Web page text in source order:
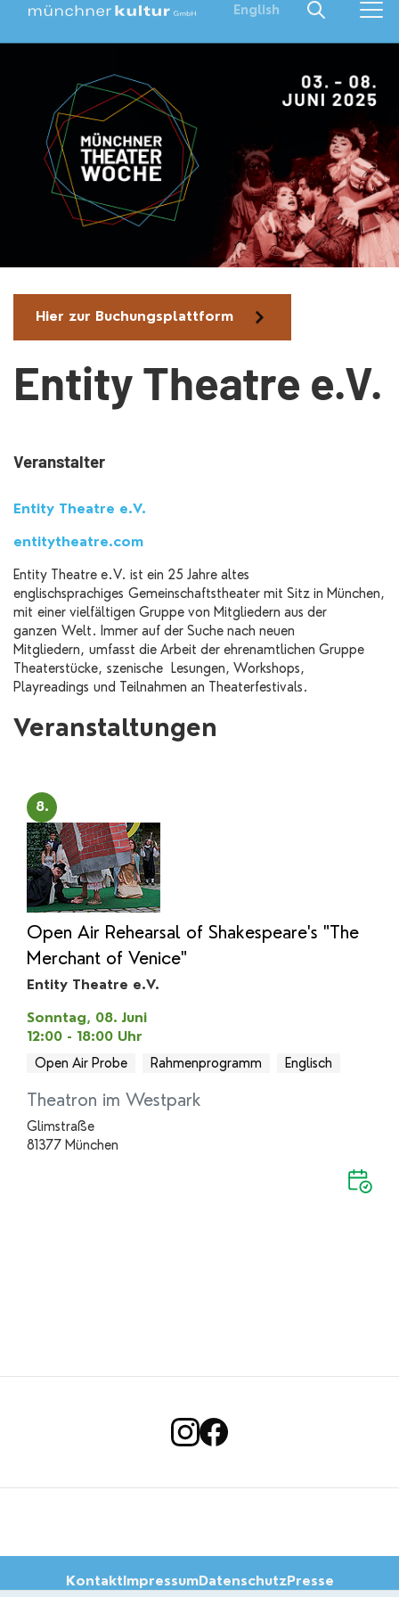
English
Hier zur Buchungsplattform
Entity Theatre e.V.
Veranstalter
Entity Theatre e.V.
entitytheatre.com
Entity Theatre e.V. ist ein 25 Jahre altes
englischsprachiges Gemeinschaftstheater mit Sitz in München,
mit einer vielfältigen Gruppe von Mitgliedern aus der
ganzen Welt. Immer auf der Suche nach neuen
Mitgliedern, umfasst die Arbeit der ehrenamtlichen Gruppe
Theaterstücke, szenische Lesungen, Workshops,
Playreadings und Teilnahmen an Theaterfestivals.
Veranstaltungen
8.
Open Air Rehearsal of Shakespeare's "The
Merchant of Venice"
Entity Theatre e.V.
Sonntag, 08. Juni
12:00 - 18:00 Uhr
Open Air Probe
Rahmenprogramm Englisch
Theatron im Westpark
Glimstraße
81377 München
KontaktImpressumDatenschutzPresse